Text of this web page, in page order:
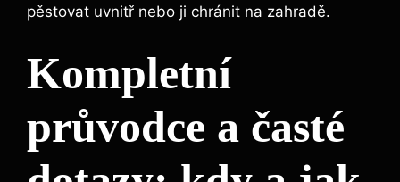
pěstovat uvnitř nebo ji chránit na zahradě.
Kompletní
průvodce a časté